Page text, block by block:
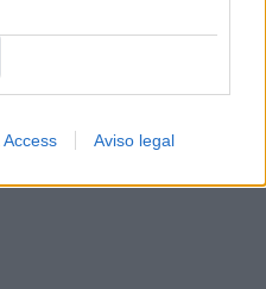
Access Aviso legal